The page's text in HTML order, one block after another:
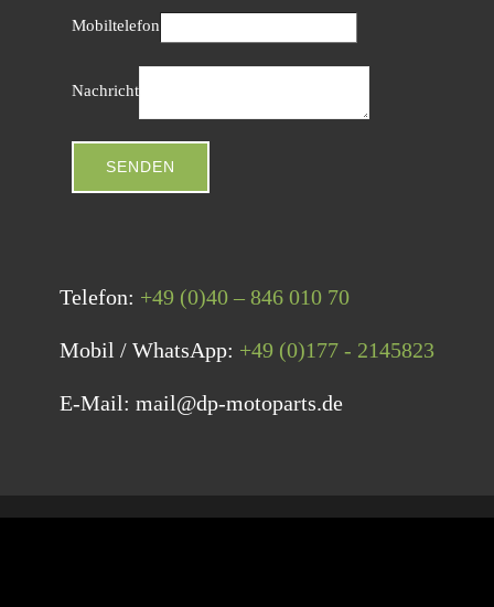
Mobiltelefon
Nachricht
SENDEN
Telefon: +49 (0)40 – 846 010 70
Mobil / WhatsApp: +49 (0)177 - 2145823
E-Mail: mail@dp-motoparts.de